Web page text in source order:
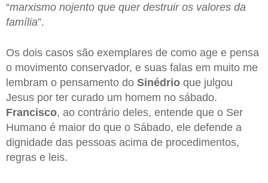
“marxismo nojento que quer destruir os valores da
família”.
Os dois casos são exemplares de como age e pensa
o movimento conservador, e suas falas em muito me
lembram o pensamento do Sinédrio que julgou
Jesus por ter curado um homem no sábado.
Francisco, ao contrário deles, entende que o Ser
Humano é maior do que o Sábado, ele defende a
dignidade das pessoas acima de procedimentos,
regras e leis.